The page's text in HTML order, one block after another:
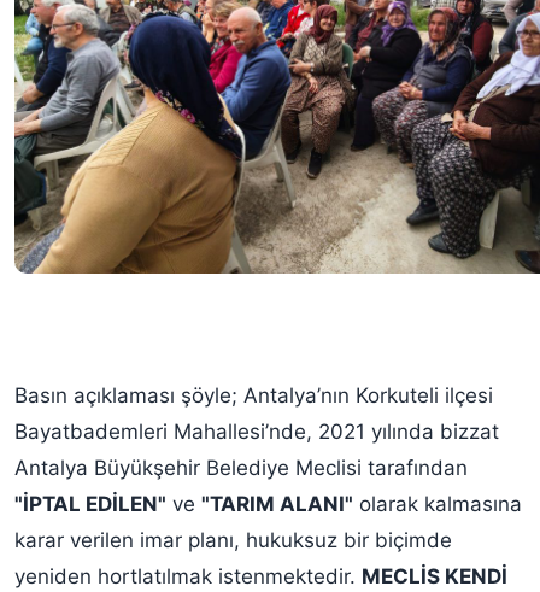
Basın açıklaması şöyle; Antalya’nın Korkuteli ilçesi
Bayatbademleri Mahallesi’nde, 2021 yılında bizzat
Antalya Büyükşehir Belediye Meclisi tarafından
"İPTAL EDİLEN" ve "TARIM ALANI" olarak kalmasına
karar verilen imar planı, hukuksuz bir biçimde
yeniden hortlatılmak istenmektedir. MECLİS KENDİ